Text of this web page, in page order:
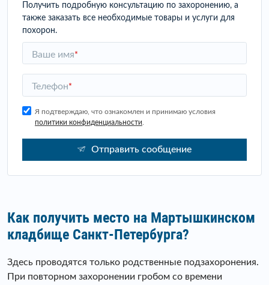
Получить подробную консультацию по захоронению, а
также заказать все необходимые товары и услуги для
похорон.
Ваше имя*
Телефон*
Я подтверждаю, что ознакомлен и принимаю условия
политики конфиденциальности
Отправить сообщение
Как получить место на Мартышкинском
кладбище Санкт-Петербурга?
Здесь проводятся только родственные подзахоронения.
При повторном захоронении гробом со времени